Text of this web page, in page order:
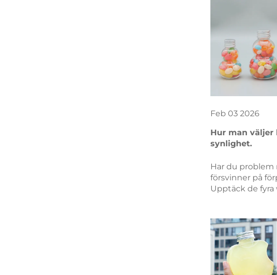
fullständiga
Feb 03 2026
Hur man väljer
synlighet.
Har du problem
försvinner på
Upptäck de
psykologi – som
synligheten.
idag.